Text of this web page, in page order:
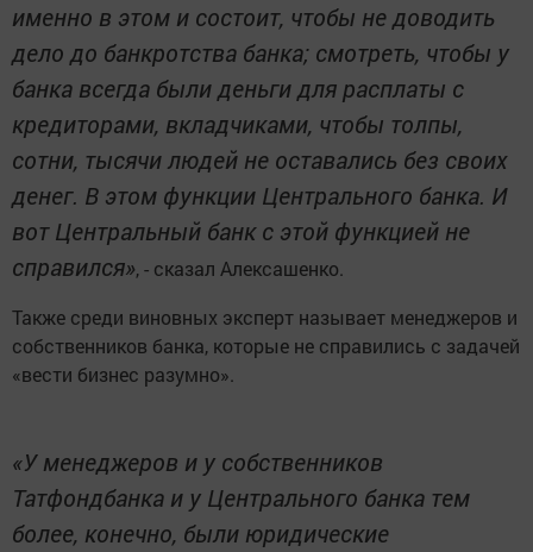
именно в этом и состоит, чтобы не доводить
дело до банкротства банка; смотреть, чтобы у
банка всегда были деньги для расплаты с
кредиторами, вкладчиками, чтобы толпы,
сотни, тысячи людей не оставались без своих
денег. В этом функции Центрального банка. И
вот Центральный банк с этой функцией не
справился», - сказал Алексашенко.
Также среди виновных эксперт называет менеджеров и
собственников банка, которые не справились с задачей
«вести бизнес разумно».
«У менеджеров и у собственников
Татфондбанка и у Центрального банка тем
более, конечно, были юридические